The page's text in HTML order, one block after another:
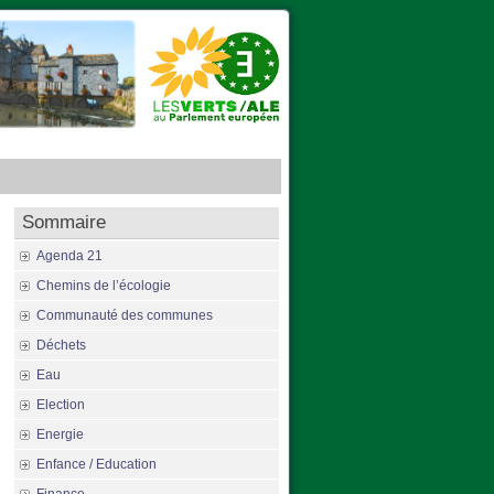
Sommaire
Agenda 21
Chemins de l’écologie
Communauté des communes
Déchets
Eau
Election
Energie
Enfance / Education